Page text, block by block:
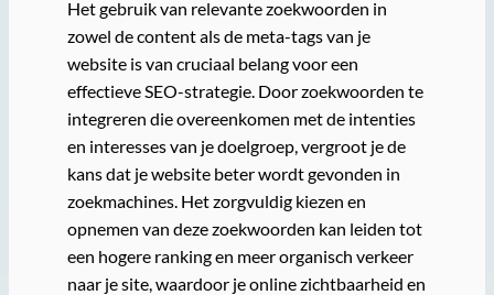
Het gebruik van relevante zoekwoorden in
zowel de content als de meta-tags van je
website is van cruciaal belang voor een
effectieve SEO-strategie. Door zoekwoorden te
integreren die overeenkomen met de intenties
en interesses van je doelgroep, vergroot je de
kans dat je website beter wordt gevonden in
zoekmachines. Het zorgvuldig kiezen en
opnemen van deze zoekwoorden kan leiden tot
een hogere ranking en meer organisch verkeer
naar je site, waardoor je online zichtbaarheid en